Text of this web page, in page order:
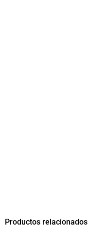
Productos relacionados